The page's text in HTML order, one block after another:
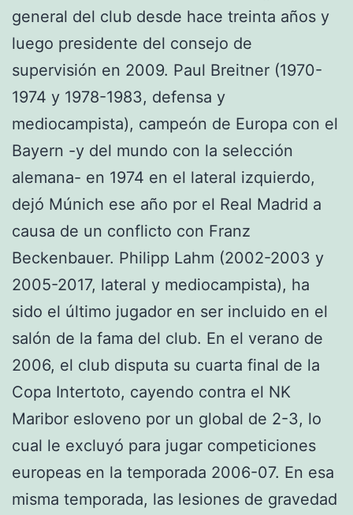
general del club desde hace treinta años y
luego presidente del consejo de
supervisión en 2009. Paul Breitner (1970-
1974 y 1978-1983, defensa y
mediocampista), campeón de Europa con el
Bayern -y del mundo con la selección
alemana- en 1974 en el lateral izquierdo,
dejó Múnich ese año por el Real Madrid a
causa de un conflicto con Franz
Beckenbauer. Philipp Lahm (2002-2003 y
2005-2017, lateral y mediocampista), ha
sido el último jugador en ser incluido en el
salón de la fama del club. En el verano de
2006, el club disputa su cuarta final de la
Copa Intertoto, cayendo contra el NK
Maribor esloveno por un global de 2-3, lo
cual le excluyó para jugar competiciones
europeas en la temporada 2006-07. En esa
misma temporada, las lesiones de gravedad